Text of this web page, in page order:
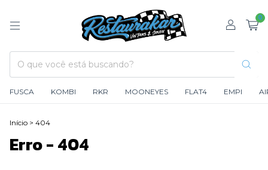
0
FUSCA KOMBI RKR MOONEYES FLAT4 EMPI
Início > 404
Erro - 404